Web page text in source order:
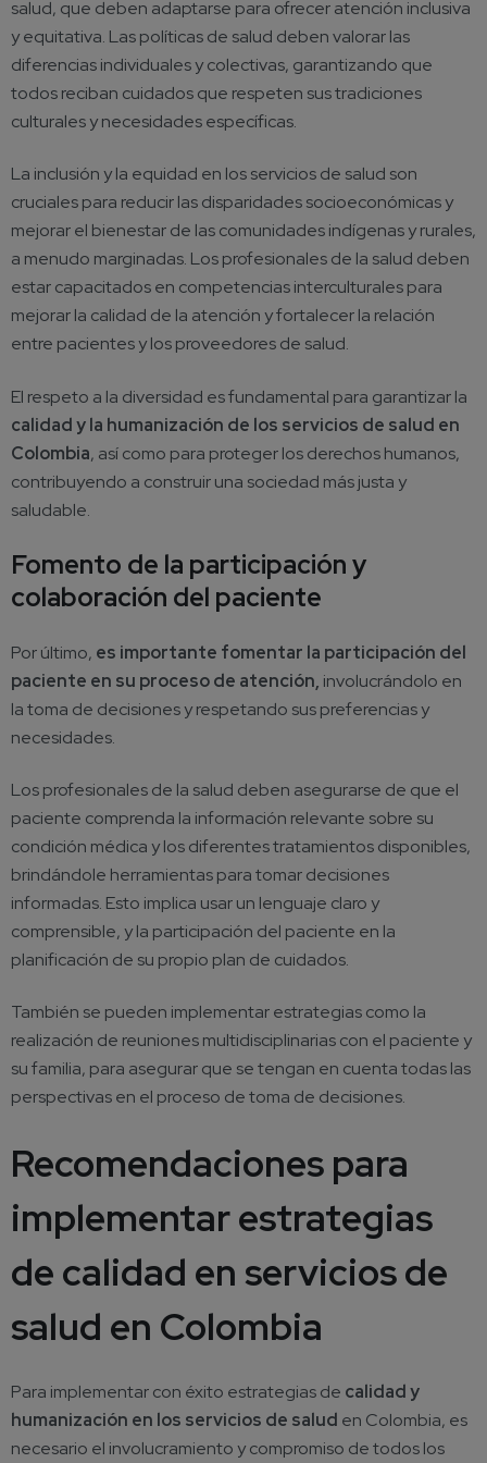
salud, que deben adaptarse para ofrecer atención inclusiva
y equitativa. Las políticas de salud deben valorar las
diferencias individuales y colectivas, garantizando que
todos reciban cuidados que respeten sus tradiciones
culturales y necesidades específicas.
La inclusión y la equidad en los servicios de salud son
cruciales para reducir las disparidades socioeconómicas y
mejorar el bienestar de las comunidades indígenas y rurales,
a menudo marginadas. Los profesionales de la salud deben
estar capacitados en competencias interculturales para
mejorar la calidad de la atención y fortalecer la relación
entre pacientes y los proveedores de salud.
El respeto a la diversidad es fundamental para garantizar la
calidad y la humanización de los servicios de salud en
Colombia, así como para proteger los derechos humanos,
contribuyendo a construir una sociedad más justa y
saludable.
Fomento de la participación y
colaboración del paciente
Por último, es importante fomentar la participación del
paciente en su proceso de atención, involucrándolo en
la toma de decisiones y respetando sus preferencias y
necesidades.
Los profesionales de la salud deben asegurarse de que el
paciente comprenda la información relevante sobre su
condición médica y los diferentes tratamientos disponibles,
brindándole herramientas para tomar decisiones
informadas. Esto implica usar un lenguaje claro y
comprensible, y la participación del paciente en la
planificación de su propio plan de cuidados.
También se pueden implementar estrategias como la
realización de reuniones multidisciplinarias con el paciente y
su familia, para asegurar que se tengan en cuenta todas las
perspectivas en el proceso de toma de decisiones.
Recomendaciones para
implementar estrategias
de calidad en servicios de
salud en Colombia
Para implementar con éxito estrategias de calidad y
humanización en los servicios de salud en Colombia, es
necesario el involucramiento y compromiso de todos los